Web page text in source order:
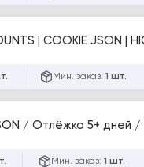
| COOKIE JSON |
Мин. заказ: 1 шт.
Facebook 2FA + COOKIES JSON /
Мин. заказ: 1 шт.